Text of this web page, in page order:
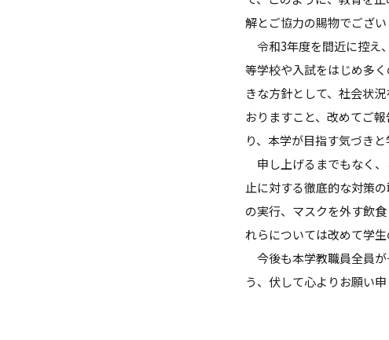
解とご協力の賜物でござい
令和3年度を間近に控え
等学校や入試をはじめ多
きな方針として、社会状
おりますこと、改めてご
り、本学が目指す気づき
申し上げるまでもなく
止に対する徹底的な対策
の実行、マスクを外す飲
れらについては改めて学生
今後も本学教職員全員
う、伏して心よりお願い申